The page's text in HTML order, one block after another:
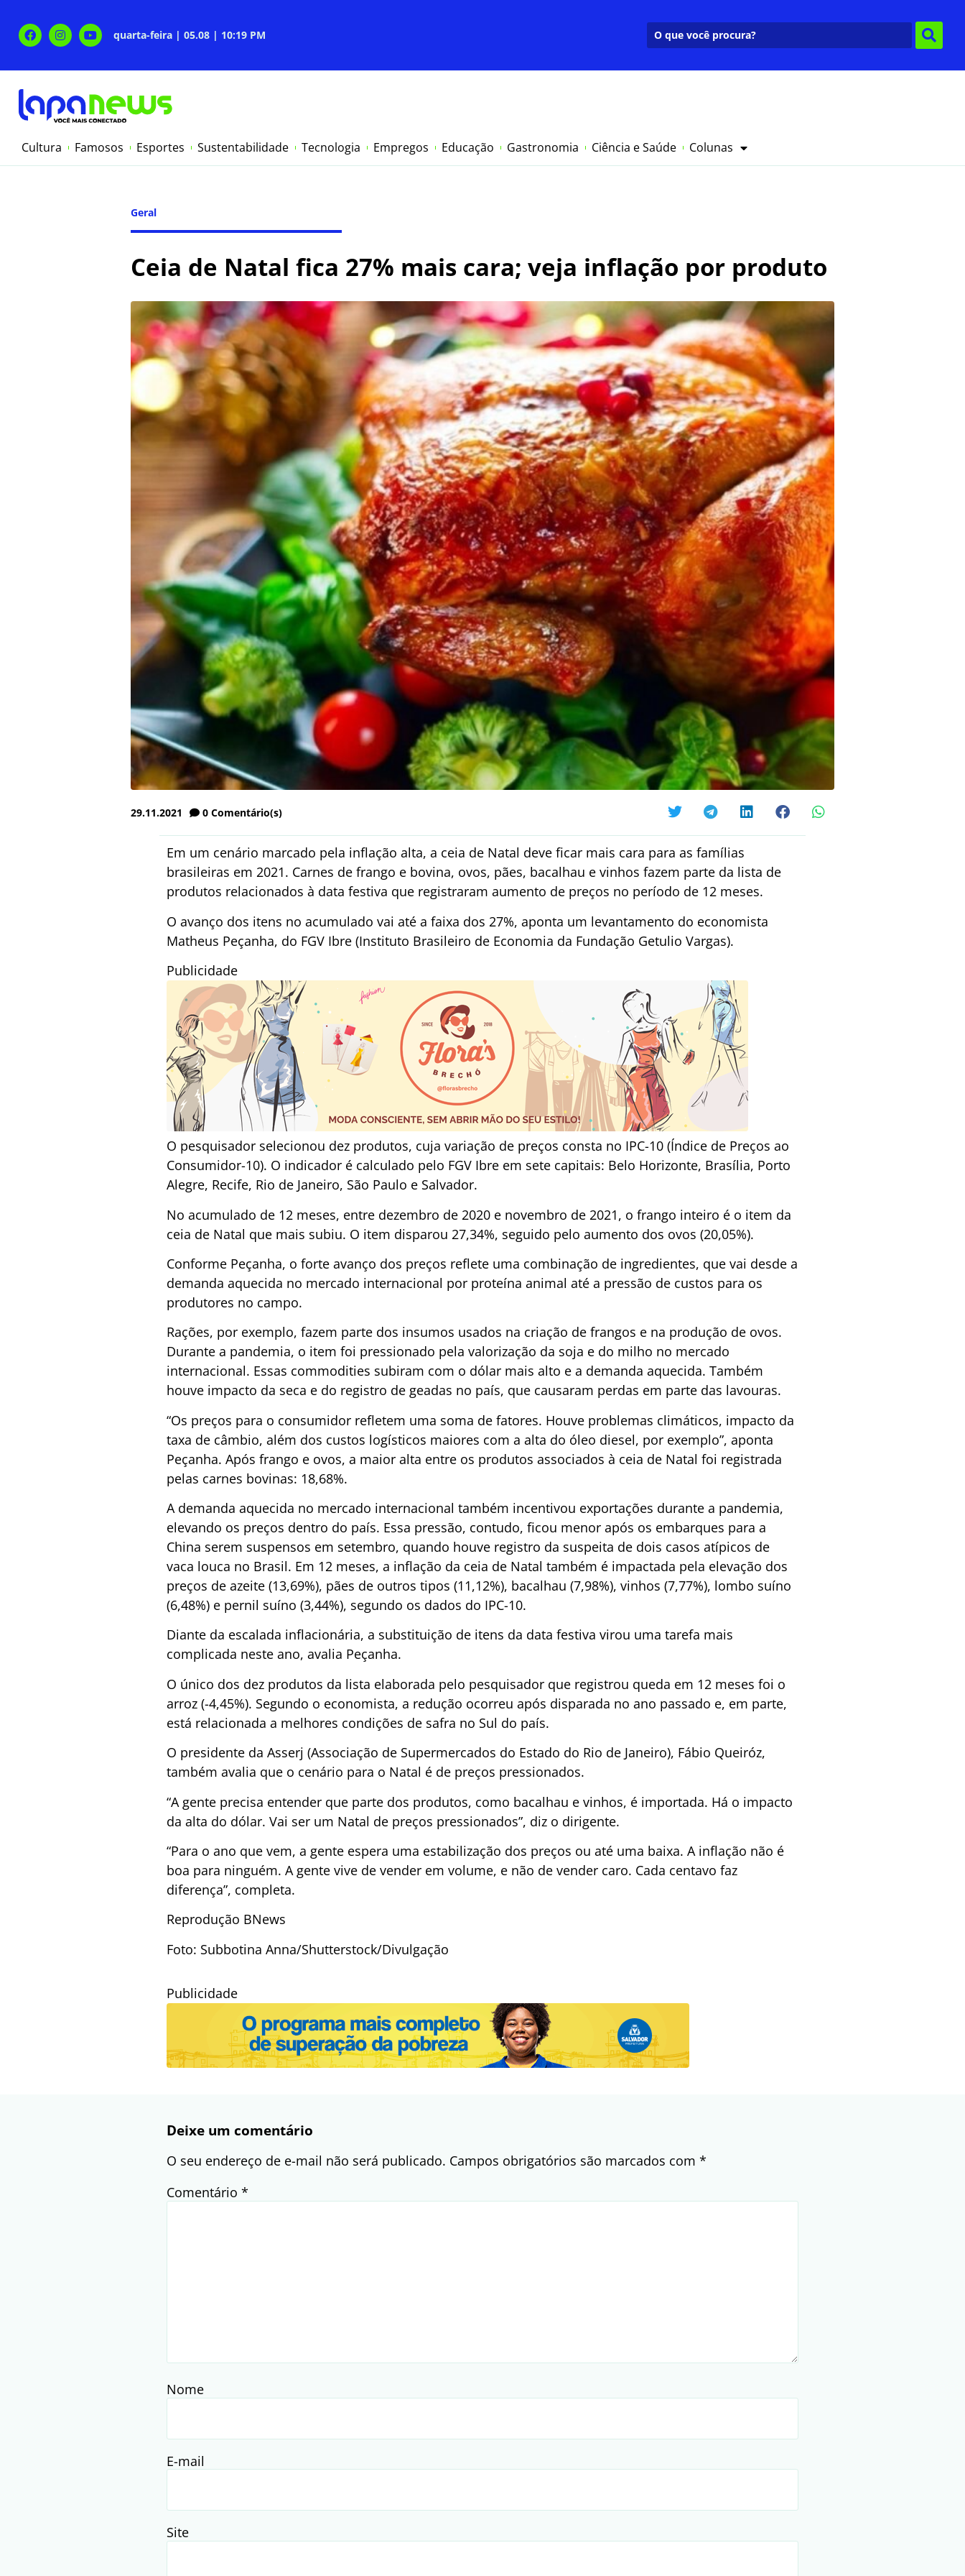
quarta-feira | 05.08 | 10:19 PM
Cultura Famosos Esportes Sustentabilidade Tecnologia Empregos Educação Gastronomia Ciência e Saúde Colunas
Geral
Ceia de Natal fica 27% mais cara; veja inflação por produto
29.11.2021 0 Comentário(s)
Em um cenário marcado pela inflação alta, a ceia de Natal deve ficar mais cara para as famílias
brasileiras em 2021. Carnes de frango e bovina, ovos, pães, bacalhau e vinhos fazem parte da lista de
produtos relacionados à data festiva que registraram aumento de preços no período de 12 meses.
O avanço dos itens no acumulado vai até a faixa dos 27%, aponta um levantamento do economista
Matheus Peçanha, do FGV Ibre (Instituto Brasileiro de Economia da Fundação Getulio Vargas).
Publicidade
O pesquisador selecionou dez produtos, cuja variação de preços consta no IPC-10 (Índice de Preços ao
Consumidor-10). O indicador é calculado pelo FGV Ibre em sete capitais: Belo Horizonte, Brasília, Porto
Alegre, Recife, Rio de Janeiro, São Paulo e Salvador.
No acumulado de 12 meses, entre dezembro de 2020 e novembro de 2021, o frango inteiro é o item da
ceia de Natal que mais subiu. O item disparou 27,34%, seguido pelo aumento dos ovos (20,05%).
Conforme Peçanha, o forte avanço dos preços reflete uma combinação de ingredientes, que vai desde a
demanda aquecida no mercado internacional por proteína animal até a pressão de custos para os
produtores no campo.
Rações, por exemplo, fazem parte dos insumos usados na criação de frangos e na produção de ovos.
Durante a pandemia, o item foi pressionado pela valorização da soja e do milho no mercado
internacional. Essas commodities subiram com o dólar mais alto e a demanda aquecida. Também
houve impacto da seca e do registro de geadas no país, que causaram perdas em parte das lavouras.
“Os preços para o consumidor refletem uma soma de fatores. Houve problemas climáticos, impacto da
taxa de câmbio, além dos custos logísticos maiores com a alta do óleo diesel, por exemplo”, aponta
Peçanha. Após frango e ovos, a maior alta entre os produtos associados à ceia de Natal foi registrada
pelas carnes bovinas: 18,68%.
A demanda aquecida no mercado internacional também incentivou exportações durante a pandemia,
elevando os preços dentro do país. Essa pressão, contudo, ficou menor após os embarques para a
China serem suspensos em setembro, quando houve registro da suspeita de dois casos atípicos de
vaca louca no Brasil. Em 12 meses, a inflação da ceia de Natal também é impactada pela elevação dos
preços de azeite (13,69%), pães de outros tipos (11,12%), bacalhau (7,98%), vinhos (7,77%), lombo suíno
(6,48%) e pernil suíno (3,44%), segundo os dados do IPC-10.
Diante da escalada inflacionária, a substituição de itens da data festiva virou uma tarefa mais
complicada neste ano, avalia Peçanha.
O único dos dez produtos da lista elaborada pelo pesquisador que registrou queda em 12 meses foi o
arroz (-4,45%). Segundo o economista, a redução ocorreu após disparada no ano passado e, em parte,
está relacionada a melhores condições de safra no Sul do país.
O presidente da Asserj (Associação de Supermercados do Estado do Rio de Janeiro), Fábio Queiróz,
também avalia que o cenário para o Natal é de preços pressionados.
“A gente precisa entender que parte dos produtos, como bacalhau e vinhos, é importada. Há o impacto
da alta do dólar. Vai ser um Natal de preços pressionados”, diz o dirigente.
“Para o ano que vem, a gente espera uma estabilização dos preços ou até uma baixa. A inflação não é
boa para ninguém. A gente vive de vender em volume, e não de vender caro. Cada centavo faz
diferença”, completa.
Reprodução BNews
Foto: Subbotina Anna/Shutterstock/Divulgação
Publicidade
Deixe um comentário
O seu endereço de e-mail não será publicado. Campos obrigatórios são marcados com *
Comentário *
Nome
E-mail
Site